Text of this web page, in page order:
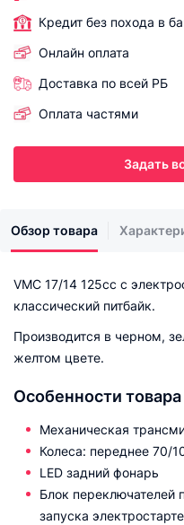
Кредит без похода в
Онлайн оплата
Доставка по всей РБ
Оплата частями
Задать
Обзор товара
VMC 17/14 125cc с
классический питбайк.
Производится в черном,
желтом цвете.
Особенности товара
Механическая
Колеса: переднее 70/
LED задний фонарь
Блок переключателей
запуска